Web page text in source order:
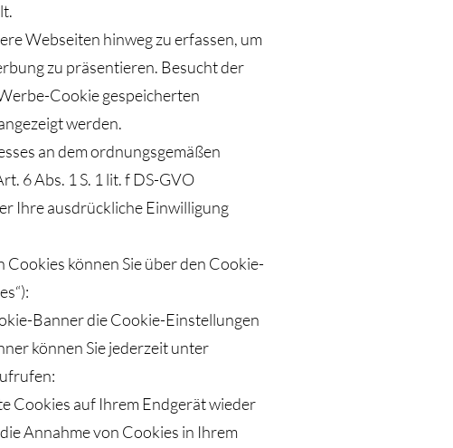
Webseiten hinweg zu erfassen, um
zu präsentieren. Besucht der
Cookie gespeicherten
werden.
an dem ordnungsgemäßen
6 Abs. 1 S. 1 lit. f DS-GVO
Ihre ausdrückliche Einwilligung
können Sie über den Cookie-
Banner die Cookie-Einstellungen
können Sie jederzeit unter
Cookies auf Ihrem Endgerät wieder
Annahme von Cookies in Ihrem